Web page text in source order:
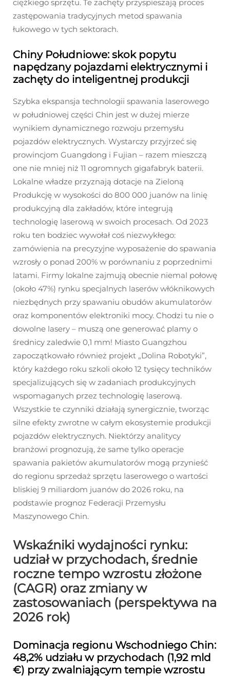
ciężkiego sprzętu. Te zachęty przyspieszają proces
zastępowania tradycyjnych metod spawania
łukowego w tych sektorach.
Chiny Południowe: skok popytu
napędzany pojazdami elektrycznymi i
zachęty do inteligentnej produkcji
Szybka ekspansja technologii spawania laserowego
w południowej części Chin jest w dużej mierze
wynikiem dynamicznego rozwoju przemysłu
pojazdów elektrycznych. Wystarczy przyjrzeć się
prowincjom Guangdong i Fujian – razem mieszczą
one nie mniej niż 11 ogromnych gigafabryk baterii.
Lokalne władze przyznają dotacje na Zieloną
Produkcję w wysokości do 800 000 juanów na linię
produkcyjną dla zakładów, które integrują
technologię laserową w swoich procesach. Od 2023
roku ten bodziec wywołał coś niezwykłego:
zamówienia na precyzyjne wyposażenie do spawania
wzrosły o ponad 200% w porównaniu z poprzednimi
latami. Firmy lokalne zajmują obecnie niemal połowę
(około 47%) rynku specjalnych laserów włóknikowych
niezbędnych przy spawaniu obudów akumulatorów
oraz komponentów elektroniki mocy. Chodzi tu nie o
dowolne lasery – muszą one generować plamy o
średnicy zaledwie 0,1 mm! Miasto Guangzhou
zapoczątkowało również projekt „Dolina Robotyki”,
który każdego roku szkoli około 12 tysięcy techników
specjalizujących się w zadaniach produkcyjnych
wspomaganych przez technologię laserową.
Wszystkie te czynniki działają synergicznie, tworząc
silne efekty zwrotne w całym ekosystemie produkcji
pojazdów elektrycznych. Niektórzy analitycy
branżowi prognozują, że same tylko operacje
spawania pakietów akumulatorów mogą przynieść
do regionu sprzedaż sprzętu laserowego o wartości
bliskiej 9 miliardom juanów do 2026 roku, na
podstawie prognoz Federacji Przemysłu
Maszynowego Chin.
Wskaźniki wydajności rynku:
udział w przychodach, średnie
roczne tempo wzrostu złożone
(CAGR) oraz zmiany w
zastosowaniach (perspektywa na
2026 rok)
Dominacja regionu Wschodniego Chin:
48,2% udziału w przychodach (1,92 mld
€) przy zwalniającym tempie wzrostu